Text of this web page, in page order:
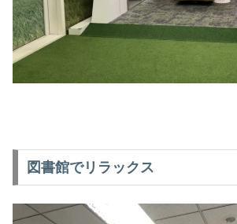
図書館でリラックス